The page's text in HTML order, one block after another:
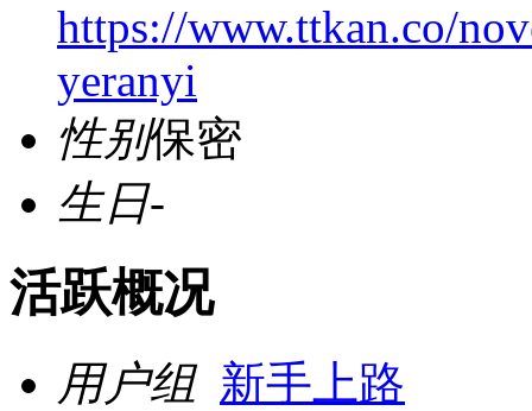
https://www.ttkan.co/
yeranyi
性别保密
生日-
活跃概况
用户组 新手上路